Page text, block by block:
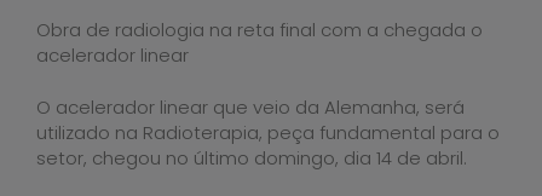
Obra de radiologia na reta final com a chegada o
acelerador linear
O acelerador linear que veio da Alemanha, será
utilizado na Radioterapia, peça fundamental para o
setor, chegou no último domingo, dia 14 de abril.